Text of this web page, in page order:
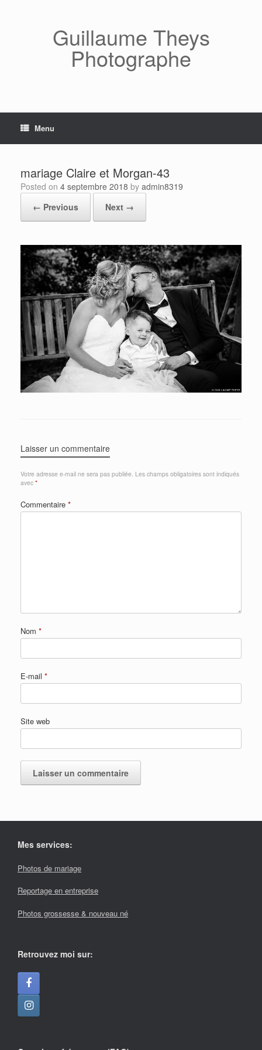
Guillaume Theys
Photographe
Menu
mariage Claire et Morgan-43
Posted on 4 septembre 2018 by admin8319
← Previous
Next →
Laisser un commentaire
Votre adresse e-mail ne sera pas publiée. Les champs obligatoires sont indiqués
avec *
Commentaire *
Nom *
E-mail *
Site web
Mes services:
Photos de mariage
Reportage en entreprise
Photos grossesse & nouveau né
Retrouvez moi sur: